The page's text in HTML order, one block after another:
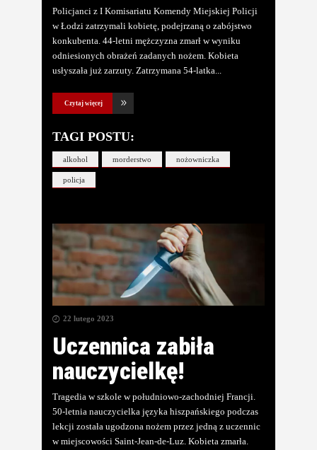
Policjanci z I Komisariatu Komendy Miejskiej Policji
w Łodzi zatrzymali kobietę, podejrzaną o zabójstwo
konkubenta. 44-letni mężczyzna zmarł w wyniku
odniesionych obrażeń zadanych nożem. Kobieta
usłyszała już zarzuty. Zatrzymana 54-latka
Czytaj więcej
TAGI POSTU:
alkohol morderstwo nożowniczka
policja
22 lutego 2023
Uczennica zabiła
nauczycielkę!
Tragedia w szkole w południowo-zachodniej Francji.
50-letnia nauczycielka języka hiszpańskiego podczas
lekcji została ugodzona nożem przez jedną z uczennic
w miejscowości Saint-Jean-de-Luz. Kobieta zmarła.